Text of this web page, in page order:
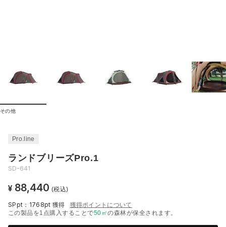
その他
Pro.line
ランドブリーズPro.1
SD-641
¥ 88,440 (税込)
SPpt：1768pt 獲得
獲得ポイントについて
この製品を1点購入することで50 ㎡の森林が保全されます。